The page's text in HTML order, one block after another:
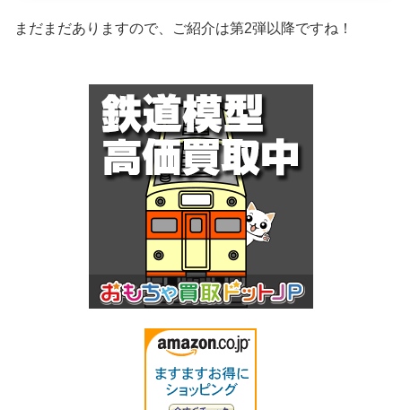
まだまだありますので、ご紹介は第2弾以降ですね！